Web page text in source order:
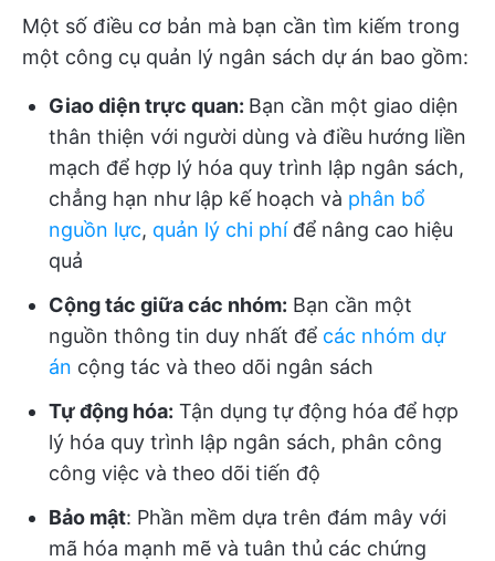
Một số điều cơ bản mà bạn cần tìm kiếm trong
một công cụ quản lý ngân sách dự án bao gồm:
Giao diện trực quan: Bạn cần một giao diện
thân thiện với người dùng và điều hướng liền
mạch để hợp lý hóa quy trình lập ngân sách,
chẳng hạn như lập kế hoạch và phân bổ
nguồn lực, quản lý chi phíđể nâng cao hiệu
quả
Cộng tác giữa các nhóm: Bạn cần một
nguồn thông tin duy nhất để các nhóm dự
án cộng tác và theo dõi ngân sách
Tự động hóa: Tận dụng tự động hóa để hợp
lý hóa quy trình lập ngân sách, phân công
công việc và theo dõi tiến độ
Bảo mật: Phần mềm dựa trên đám mây với
mã hóa mạnh mẽ và tuân thủ các chứng